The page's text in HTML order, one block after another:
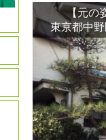
【元の
東京都中